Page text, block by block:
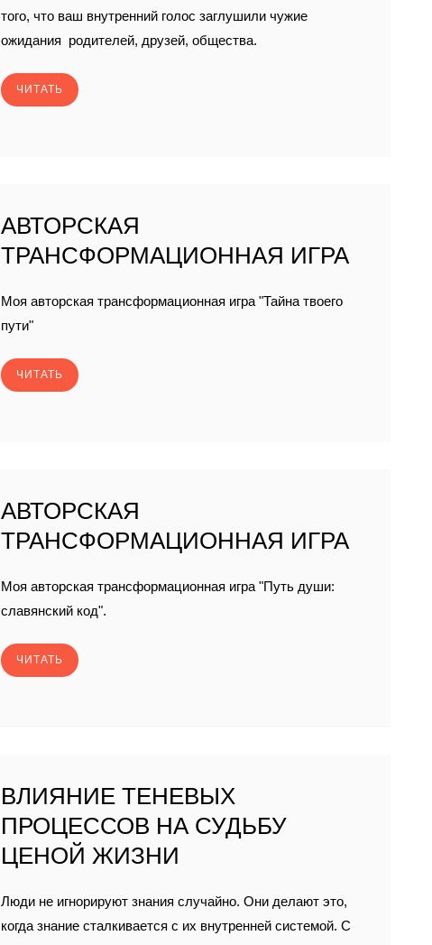
того, что ваш внутренний голос заглушили чужие
ожидания родителей, друзей, общества.
ЧИТАТЬ
АВТОРСКАЯ
ТРАНСФОРМАЦИОННАЯ ИГРА
Моя авторская трансформационная игра "Тайна твоего
пути"
ЧИТАТЬ
АВТОРСКАЯ
ТРАНСФОРМАЦИОННАЯ ИГРА
Моя авторская трансформационная игра "Путь души:
славянский код".
ЧИТАТЬ
ВЛИЯНИЕ ТЕНЕВЫХ
ПРОЦЕССОВ НА СУДЬБУ
ЦЕНОЙ ЖИЗНИ
Люди не игнорируют знания случайно. Они делают это,
когда знание сталкивается с их внутренней системой. С